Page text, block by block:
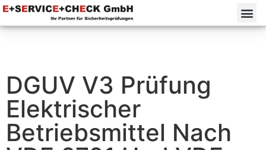
DGUV V3 Prüfung
Elektrischer
Betriebsmittel Nach